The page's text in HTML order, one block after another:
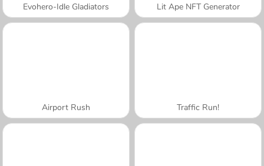
Evohero-Idle Gladiators Lit Ape NFT Generator
Airport Rush Traffic Run!